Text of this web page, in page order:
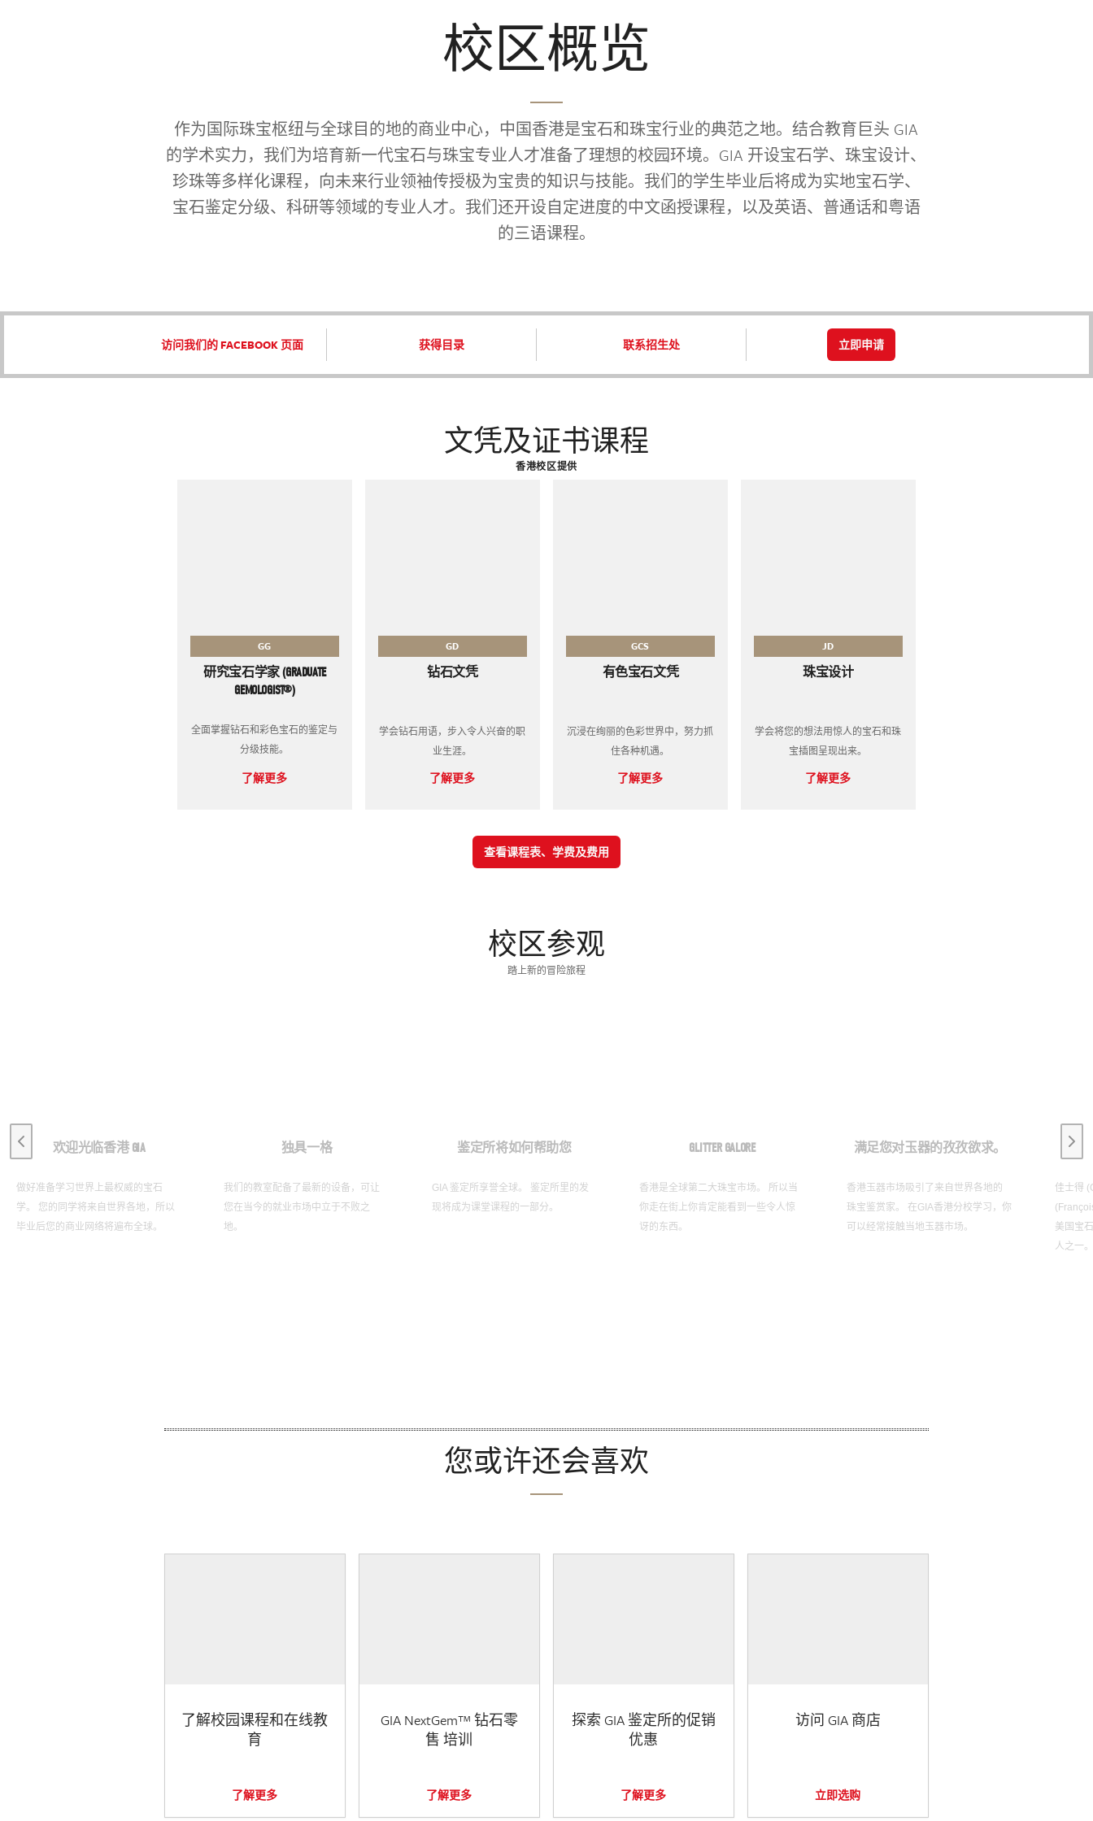
校区概览
作为国际珠宝枢纽与全球目的地的商业中心，中国香港是宝石和珠宝行业的典范之地。结合教育巨头 GIA
的学术实力，我们为培育新一代宝石与珠宝专业人才准备了理想的校园环境。GIA 开设宝石学、珠宝设计、
珍珠等多样化课程，向未来行业领袖传授极为宝贵的知识与技能。我们的学生毕业后将成为实地宝石学、
宝石鉴定分级、科研等领域的专业人才。我们还开设自定进度的中文函授课程，以及英语、普通话和粤语
的三语课程。
访问我们的 FACEBOOK 页面 获得目录 联系招生处 立即申请
文凭及证书课程
香港校区提供
GG
研究宝石学家 (GRADUATE
GEMOLOGIST®)
全面掌握钻石和彩色宝石的鉴定与
分级技能。
了解更多
GD
钻石文凭
学会钻石用语，步入令人兴奋的职
业生涯。
了解更多
GCS
有色宝石文凭
沉浸在绚丽的色彩世界中，努力​​抓
住各种机遇。
了解更多
JD
珠宝设计
学会将您的想法用惊人的宝石和珠
宝插图呈现出来。
了解更多
查看课程表、学费及费用
校区参观
踏上新的冒险旅程
欢迎光临香港 GIA
做好准备学习世界上最权威的宝石
学。 您的同学将来自世界各地，所以
毕业后您的商业网络将遍布全球。
独具一格
我们的教室配备了最新的设备，可让
您在当今的就业市场中立于不败之
地。
鉴定所将如何帮助您
GIA 鉴定所享誉全球。 鉴定所里的发
现将成为课堂课程的一部分。
GLITTER GALORE
香港是全球第二大珠宝市场。 所以当
你走​​在街上你肯定能看到一些令人惊
讶的东西。
满足您对玉器的孜孜欲求。
香港玉器市场吸引了来自世界各地的
珠宝鉴赏家。 在GIA香港分校学习，你
可以经常接触当地玉器市场。
佳士得
美国宝
人之一。
Previous slide
您或许还会喜欢
了解校园课程和在线教
育
了解更多
GIA NextGem™ 钻石零
售 培训
了解更多
探索 GIA 鉴定所的促销
优惠
了解更多
访问 GIA 商店
立即选购